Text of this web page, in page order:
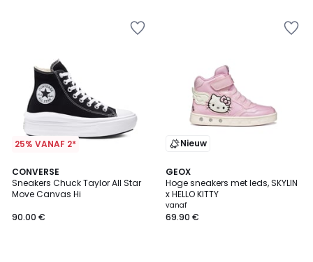
25% VANAF 2*
CONVERSE
Sneakers Chuck Taylor All Star
Move Canvas Hi
90.00 €
4.7
/ 5
Nieuw
GEOX
Hoge sneakers met leds, SKYLIN
x HELLO KITTY
vanaf
69.90 €